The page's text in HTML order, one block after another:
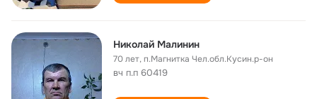
Николай Малинин
70 лет,п.Магнитка Чел.обл.Кусин.р-он
вч п.п 60419